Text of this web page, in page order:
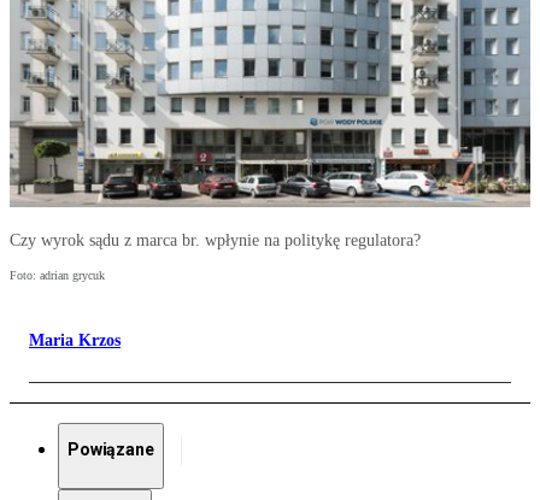
Czy wyrok sądu z marca br. wpłynie na politykę regulatora?
Foto: adrian grycuk
Maria Krzos
Powiązane